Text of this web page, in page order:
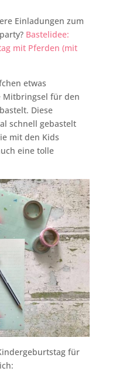
Einladungen zum
Bastelidee:
mit Pferden (mit
etwas
für den
Diese
schnell gebastelt
mit den Kids
eine tolle
für